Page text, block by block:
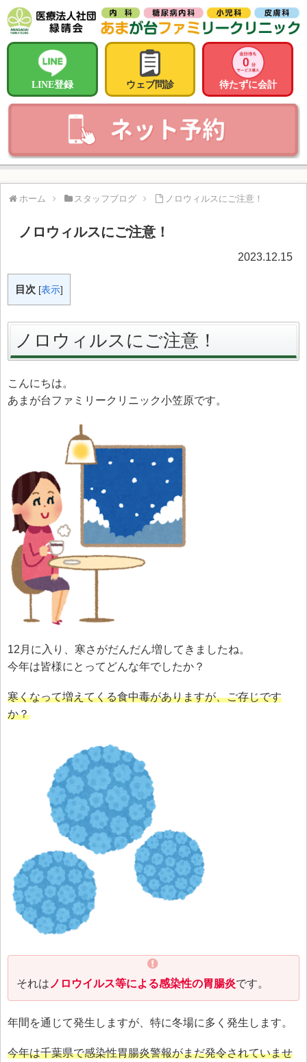
LINE登録 ウェブ問診 待たずに会計
ホーム スタッフブログ ノロウィルスにご注意！
ノロウィルスにご注意！
2023.12.15
目次 [表示]
ノロウィルスにご注意！
こんにちは。
あまが台ファミリークリニック小笠原です。
12月に入り、寒さがだんだん増してきましたね。
今年は皆様にとってどんな年でしたか？
寒くなって増えてくる食中毒がありますが、ご存じです
か？
それは ノロウイルス等による感染性の胃腸炎です。
年間を通じて発生しますが、特に冬場に多く発生します。
今年は千葉県で感染性胃腸炎警報がまだ発令されていませ